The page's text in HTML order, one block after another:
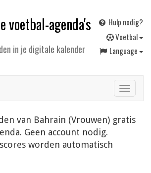
voetbal-agenda's
in je digitale kalender
Hulp nodig?
Voetbal
Language
Toggle
van Bahrain (Vrouwen) gratis
Geen account nodig.
worden automatisch